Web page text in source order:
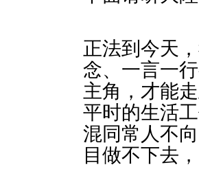
正法到今天
念、一言一
主角，才能
平时的生活
混同常人不
目做不下去